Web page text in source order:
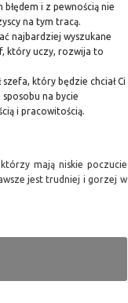
błędem i z pewnością nie
na tym tracą.
najbardziej wyszukane
który uczy, rozwija to
który będzie chciał Ci
na bycie
i pracowitością.
mają niskie poczucie
jest trudniej i gorzej w